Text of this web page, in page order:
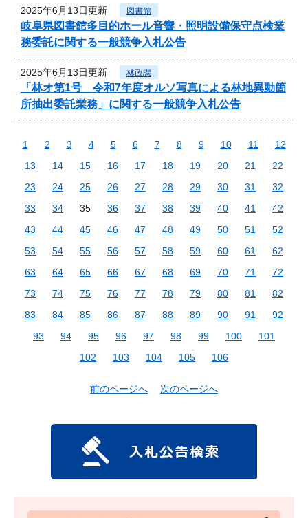
2025年6月13日更新 図書館
岐阜県図書館多目的ホール音響・照明設備保守点検業
務委託に関する一般競争入札公告
2025年6月13日更新 林政課
「林オ第1号 令和7年度オルソ写真による林地異動箇
所抽出委託業務」に関する一般競争入札公告
1 2 3 4 5 6 7 8 9 10 11
12
13
14 15 16 17 18 19 20 21
22
23
24 25 26 27 28 29 30 31
32
33
34 35 36 37 38 39 40 41
42
43
44 45 46 47 48 49 50 51
52
53
54 55 56 57 58 59 60 61
62
63
64 65 66 67 68 69 70 71
72
73
74 75 76 77 78 79 80 81
82
83
84 85 86 87 88 89 90 91
92
93
94 95 96 97 98 99 100
101
102
103 104 105 106
前のページへ 次のページへ